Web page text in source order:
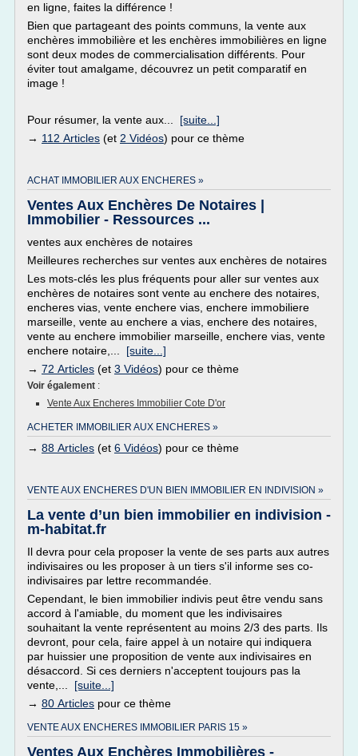
en ligne, faites la différence !
Bien que partageant des points communs, la vente aux
enchères immobilière et les enchères immobilières en ligne
sont deux modes de commercialisation différents. Pour
éviter tout amalgame, découvrez un petit comparatif en
image !
Pour résumer, la vente aux... [suite...]
→ 112 Articles (et 2 Vidéos) pour ce thème
ACHAT IMMOBILIER AUX ENCHERES »
Ventes Aux Enchères De Notaires |
Immobilier - Ressources ...
ventes aux enchères de notaires
Meilleures recherches sur ventes aux enchères de notaires
Les mots-clés les plus fréquents pour aller sur ventes aux
enchères de notaires sont vente au enchere des notaires,
encheres vias, vente enchere vias, enchere immobiliere
marseille, vente au enchere a vias, enchere des notaires,
vente au enchere immobilier marseille, enchere vias, vente
enchere notaire,... [suite...]
→ 72 Articles (et 3 Vidéos) pour ce thème
Voir également :
Vente Aux Encheres Immobilier Cote D'or
ACHETER IMMOBILIER AUX ENCHERES »
→ 88 Articles (et 6 Vidéos) pour ce thème
VENTE AUX ENCHERES D'UN BIEN IMMOBILIER EN INDIVISION »
La vente d’un bien immobilier en indivision -
m-habitat.fr
Il devra pour cela proposer la vente de ses parts aux autres
indivisaires ou les proposer à un tiers s'il informe ses co-
indivisaires par lettre recommandée.
Cependant, le bien immobilier indivis peut être vendu sans
accord à l'amiable, du moment que les indivisaires
souhaitant la vente représentent au moins 2/3 des parts. Ils
devront, pour cela, faire appel à un notaire qui indiquera
par huissier une proposition de vente aux indivisaires en
désaccord. Si ces derniers n'acceptent toujours pas la
vente,... [suite...]
→ 80 Articles pour ce thème
VENTE AUX ENCHERES IMMOBILIER PARIS 15 »
Ventes Aux Enchères Immobilières -